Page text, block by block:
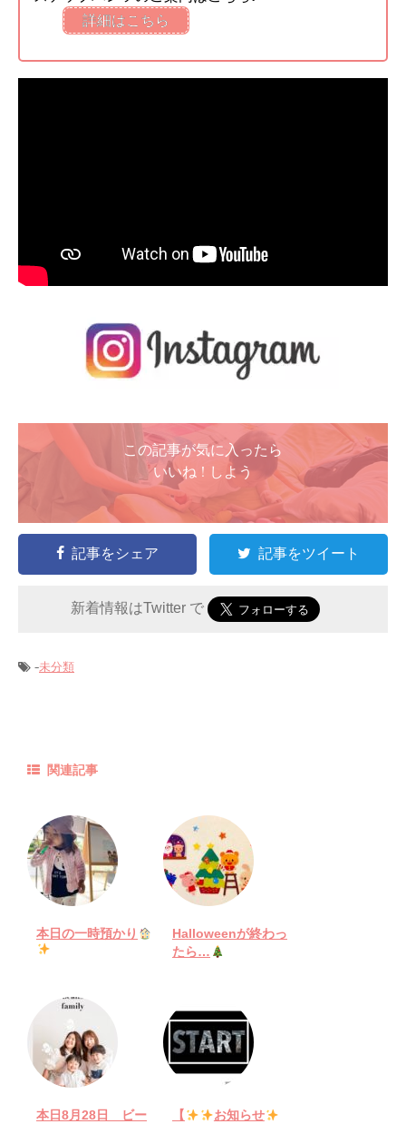
詳細はこちら
この記事が気に入ったら
いいね ! しよう
記事をシェア 記事をツイート
新着情報はTwitter で
-未分類
関連記事
本日の一時預かり
Halloweenが終わっ
たら…
本日8月28日 ビー
【
お知らせ